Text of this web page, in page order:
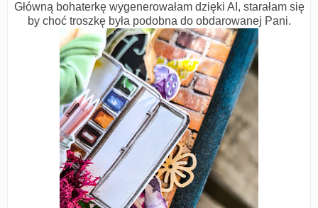
Główną bohaterkę wygenerowałam dzięki AI, starałam się
by choć troszkę była podobna do obdarowanej Pani.